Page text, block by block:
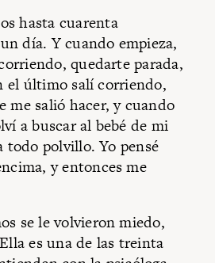
hasta cuarenta
día. Y cuando empieza,
quedarte parada,
el último salí corriendo,
me salió hacer, y cuando
a buscar al bebé de mi
todo polvillo. Yo pensé
y entonces me
se le volvieron miedo,
es una de las treinta